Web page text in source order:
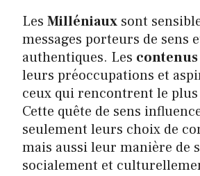
Les Milléniaux sont
messages porteurs de sens
authentiques. Les contenus
leurs préoccupations et
ceux qui rencontrent le plus
Cette quête de sens
seulement leurs choix de
mais aussi leur manière de
socialement et